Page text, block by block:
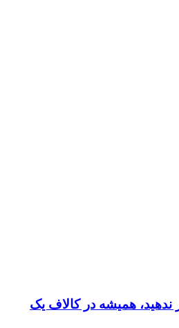
ندهید، همیشه در کالاف یک